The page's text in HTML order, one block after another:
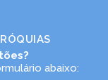
abaixo: